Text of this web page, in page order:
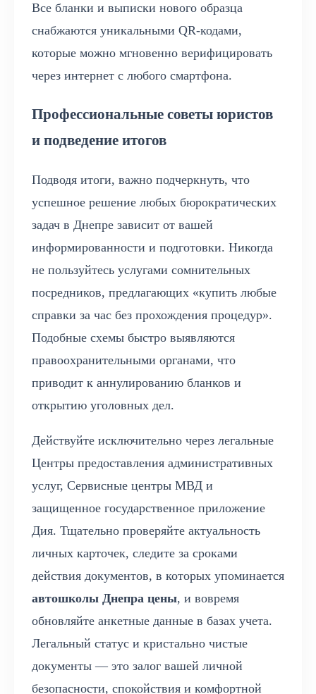
Все бланки и выписки нового образца
снабжаются уникальными QR-кодами,
которые можно мгновенно верифицировать
через интернет с любого смартфона.
Профессиональные советы юристов
и подведение итогов
Подводя итоги, важно подчеркнуть, что
успешное решение любых бюрократических
задач в Днепре зависит от вашей
информированности и подготовки. Никогда
не пользуйтесь услугами сомнительных
посредников, предлагающих «купить любые
справки за час без прохождения процедур».
Подобные схемы быстро выявляются
правоохранительными органами, что
приводит к аннулированию бланков и
открытию уголовных дел.
Действуйте исключительно через легальные
Центры предоставления административных
услуг, Сервисные центры МВД и
защищенное государственное приложение
Дия. Тщательно проверяйте актуальность
личных карточек, следите за сроками
действия документов, в которых упоминается
автошколы Днепра цены, и вовремя
обновляйте анкетные данные в базах учета.
Легальный статус и кристально чистые
документы — это залог вашей личной
безопасности, спокойствия и комфортной